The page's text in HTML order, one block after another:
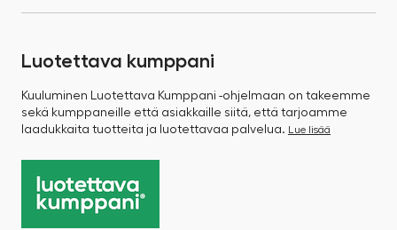
Luotettava kumppani
Kuuluminen Luotettava Kumppani -ohjelmaan on takeemme
sekä kumppaneille että asiakkaille siitä, että tarjoamme
laadukkaita tuotteita ja luotettavaa palvelua. Lue lisää